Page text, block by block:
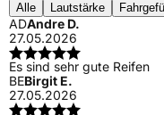
Alle Lautstärke
ADAndre D.
27.05.2026
Es sind sehr gute Reifen
BEBirgit E.
27.05.2026